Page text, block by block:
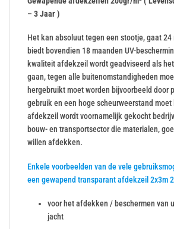
– 3 Jaar )
Het kan absoluut tegen een stootje, gaat 24
biedt bovendien 18 maanden UV-
kwaliteit afdekzeil wordt geadviseerd als
gaan, tegen alle buitenomstandigheden
hergebruikt moet worden bijvoorbeeld door
gebruik en een hoge scheurweerstand moet
afdekzeil wordt voornamelijk gekocht
bouw- en transportsector die materialen,
willen afdekken.
Enkele voorbeelden van de vele
een gewapend transparant afdekzeil 2x3m
voor het afdekken / beschermen van
jacht